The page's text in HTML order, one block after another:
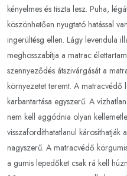
kényelmes és tiszta lesz. Puha,
köszönhetően nyugtató hatással
ingerültésg ellen. Lágy levendula
meghosszabítja a matrac
szennyeződés átszivárgását a
környezetet teremt. A
karbantartása egyszerű. A
nem kell aggódnia olyan
visszafordíthatatlanul károsíthatják
nagyszerű. A matracvédő
a gumis lepedőket csak rá kell